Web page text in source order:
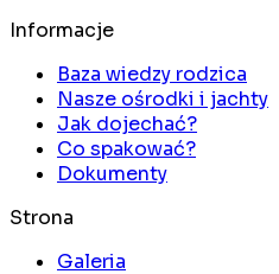
Informacje
Baza wiedzy rodzica
Nasze ośrodki i jachty
Jak dojechać?
Co spakować?
Dokumenty
Strona
Galeria